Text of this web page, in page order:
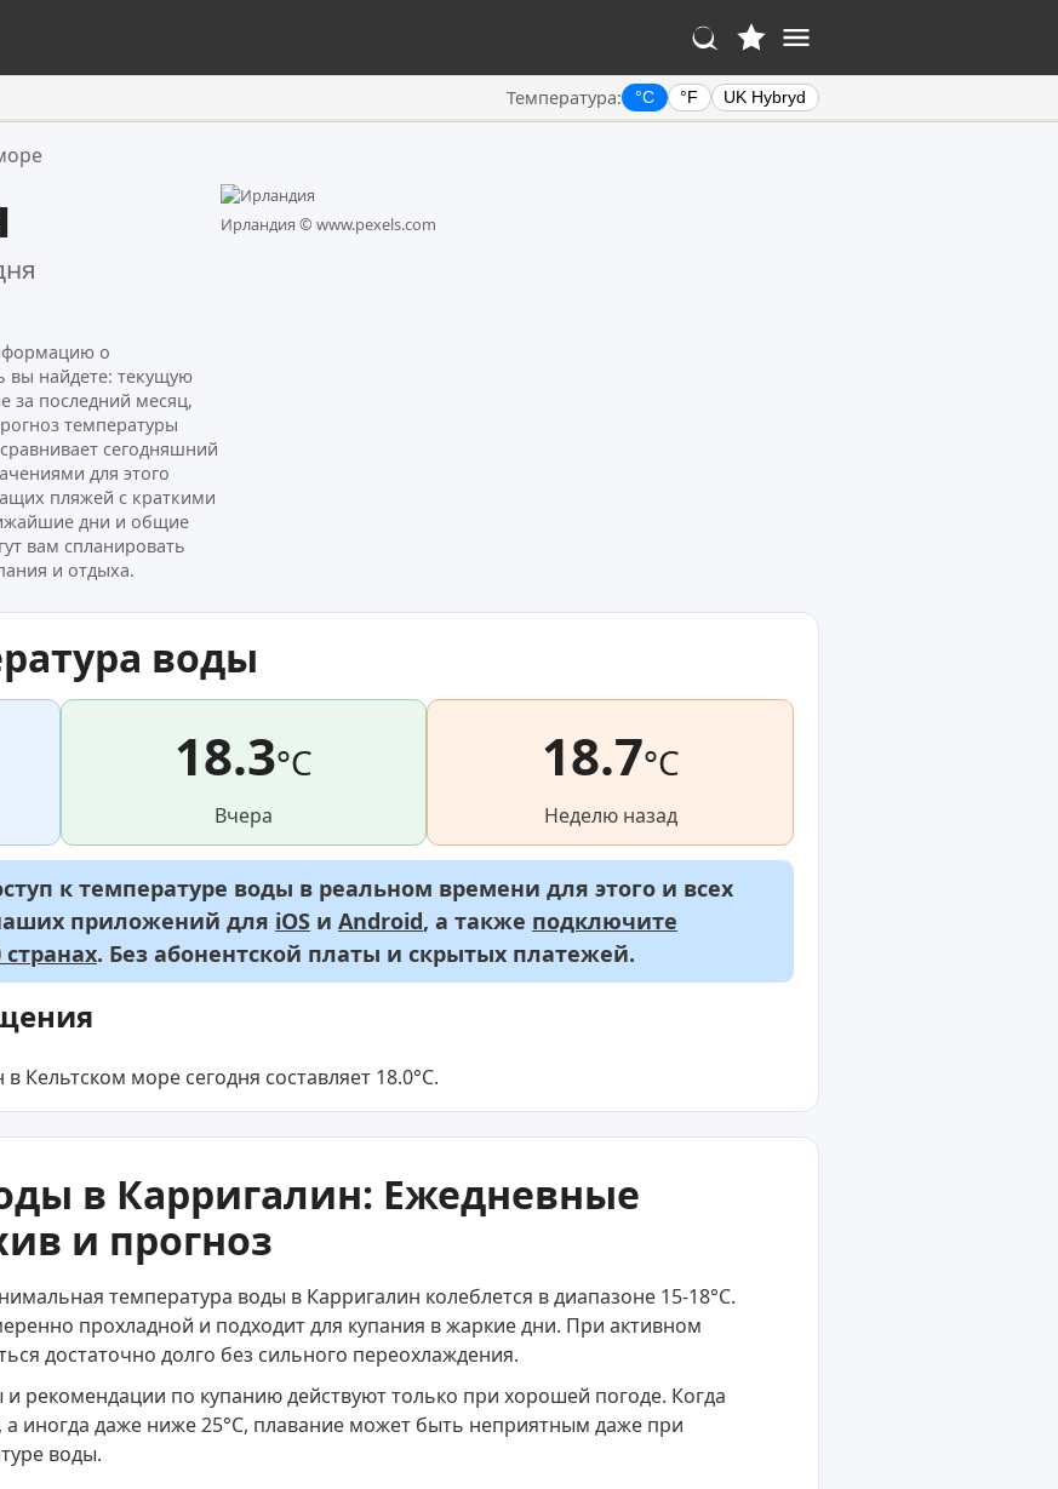
Температура: °C °F UK Hybryd
о
вы найдете: текущую
за последний месяц,
температуры
сегодняшний
для этого
пляжей с краткими
дни и общие
вам спланировать
и отдыха.
Ирландия © www.pexels.com
воды
18.3°C
Вчера
18.7°C
Неделю назад
к температуре воды в реальном времени для этого и всех
приложений для iOS и Android, а также подключите
. Без абонентской платы и скрытых платежей.
Кельтском море сегодня составляет 18.0°C.
в Карригалин: Ежедневные
и прогноз
температура воды в Карригалин колеблется в диапазоне 15-18°C.
прохладной и подходит для купания в жаркие дни. При активном
достаточно долго без сильного переохлаждения.
рекомендации по купанию действуют только при хорошей погоде. Когда
а иногда даже ниже 25°C, плавание может быть неприятным даже при
воды.